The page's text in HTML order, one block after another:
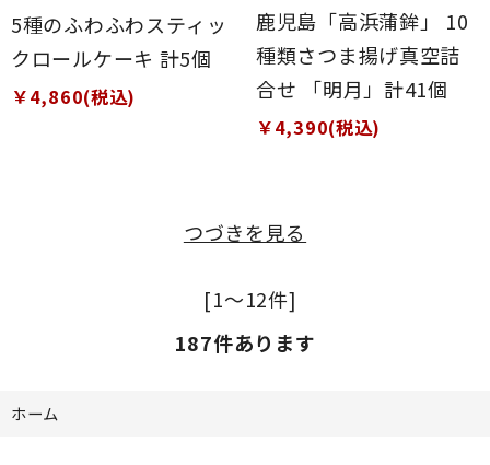
5種のふわふわスティッ
クロールケーキ 計5個
￥4,860(税込)
鹿児島「高浜蒲鉾」 10
種類さつま揚げ真空詰
合せ 「明月」計41個
￥4,390(税込)
つづきを見る
[1～12件]
187件あります
ホーム